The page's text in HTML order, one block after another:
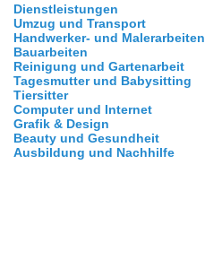
Dienstleistungen
Umzug und Transport
Handwerker- und Malerarbeiten
Bauarbeiten
Reinigung und Gartenarbeit
Tagesmutter und Babysitting
Tiersitter
Computer und Internet
Grafik & Design
Beauty und Gesundheit
Ausbildung und Nachhilfe